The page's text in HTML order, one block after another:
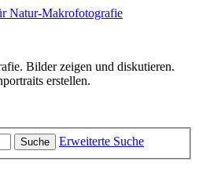
Bilder zeigen und diskutieren.
erstellen.
Suche Erweiterte Suche